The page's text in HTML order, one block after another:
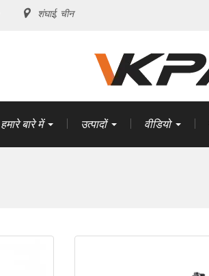
शंघाई, चीन
हमारे बारे में उत्पादों वीडियो